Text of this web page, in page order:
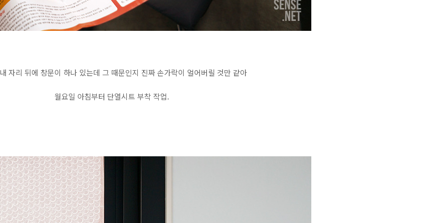
자리 뒤에 창문이 하나 있는데 그 때문인지 진짜 손가락이 얼어버릴 것만 같아
월요일 아침부터 단열시트 부착 작업.